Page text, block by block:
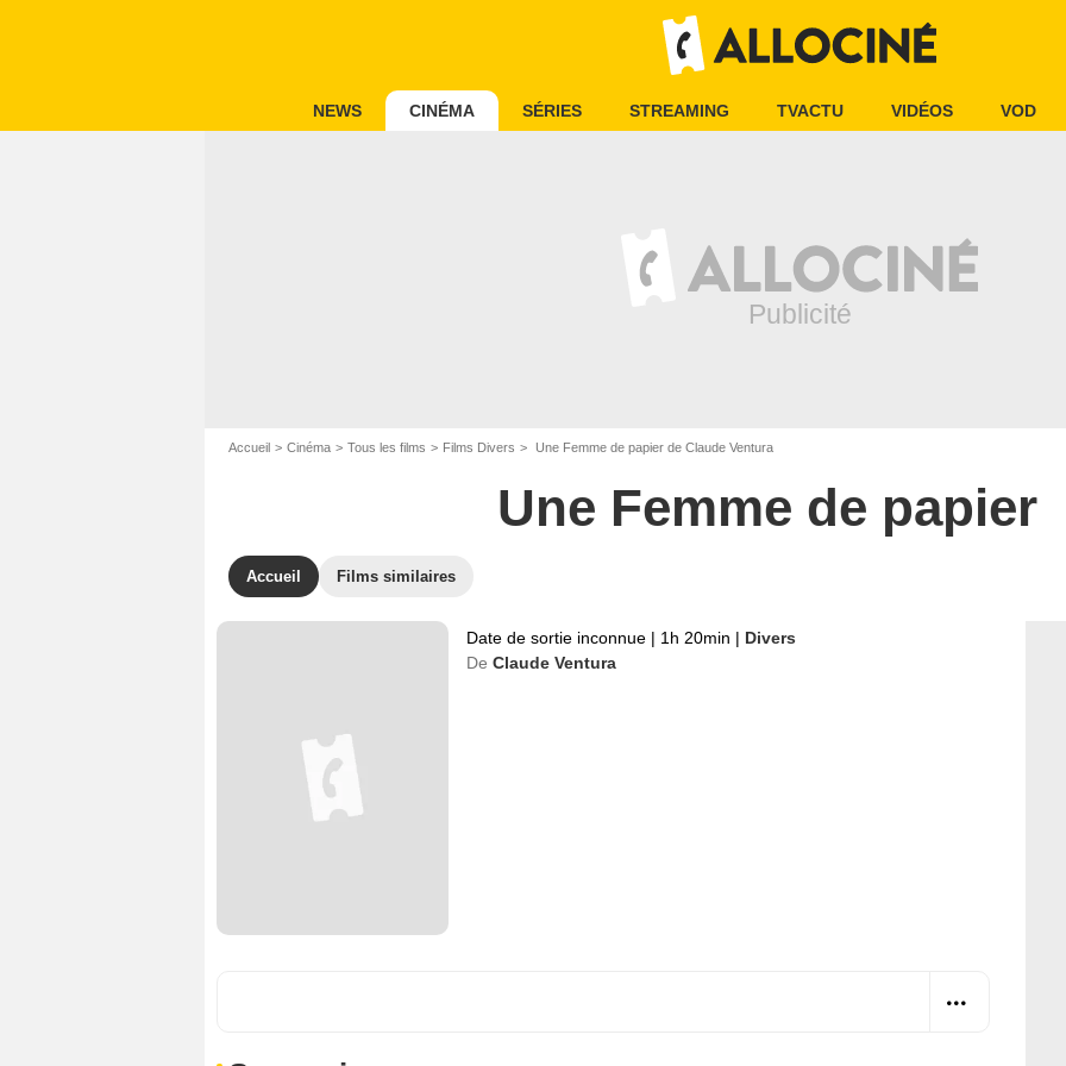
NEWS CINÉMA SÉRIES STREAMING TVACTU VIDÉOS VOD
Accueil Cinéma Tous les films Films Divers Une Femme de papier de Claude Ventura
Une Femme de papier
Accueil Films similaires
Date de sortie inconnue | 1h 20min | Divers
De Claude Ventura